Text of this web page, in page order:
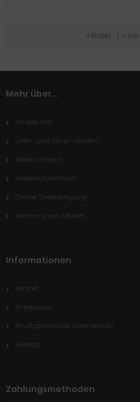
« Erster «
Mehr über...
Unsere AGB
Liefer- und Versandkosten
Widerrufsrecht
Wiederrufsformular
Online-Streitbeilegung
Nennung von Marken
Informationen
Kontakt
Impressum
Privatsphäre und Datenschutz
Sitemap
Zahlungsmethoden